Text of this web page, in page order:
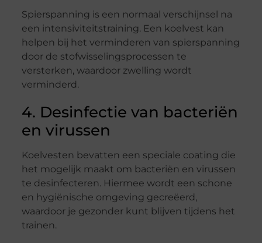
Spierspanning is een normaal verschijnsel na
een intensiviteitstraining. Een koelvest kan
helpen bij het verminderen van spierspanning
door de stofwisselingsprocessen te
versterken, waardoor zwelling wordt
verminderd.
4. Desinfectie van bacteriën
en virussen
Koelvesten bevatten een speciale coating die
het mogelijk maakt om bacteriën en virussen
te desinfecteren. Hiermee wordt een schone
en hygiënische omgeving gecreëerd,
waardoor je gezonder kunt blijven tijdens het
trainen.